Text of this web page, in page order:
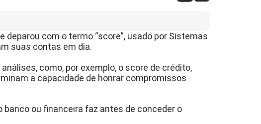
deparou com o termo “score”, usado por Sistemas
suas contas em dia.
como, por exemplo, o score de crédito,
a capacidade de honrar compromissos
ou financeira faz antes de conceder o